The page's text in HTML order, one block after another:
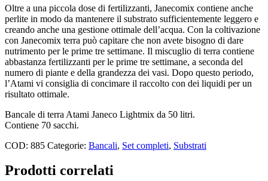
(70
SACCHI)
quantity
Oltre a una piccola dose di fertilizzanti, Janecomix contiene anche
perlite in modo da mantenere il substrato sufficientemente leggero e
creando anche una gestione ottimale dell’acqua. Con la coltivazione
con Janecomix terra può capitare che non avete bisogno di dare
nutrimento per le prime tre settimane. Il miscuglio di terra contiene
abbastanza fertilizzanti per le prime tre settimane, a seconda del
numero di piante e della grandezza dei vasi. Dopo questo periodo,
l’Atami vi consiglia di concimare il raccolto con dei liquidi per un
risultato ottimale.
Bancale di terra Atami Janeco Lightmix da 50 litri.
Contiene 70 sacchi.
COD: 885 Categorie: Bancali, Set completi, Substrati
Prodotti correlati